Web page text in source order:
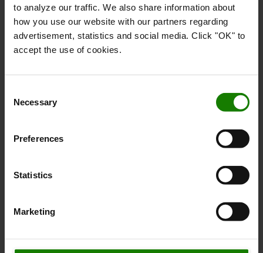
to analyze our traffic. We also share information about
how you use our website with our partners regarding
advertisement, statistics and social media. Click "OK" to
accept the use of cookies.
Selection
Necessary
Preferences
Statistics
Marketing
Sensi-lift
Løftehastigheden kan styres præcist med den intuitivt
tiden har godt styr på lasten. Dette reducerer risikoen for
fejl og sænker omkostningerne.